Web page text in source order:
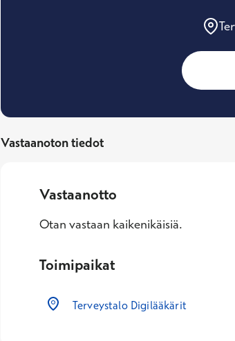
Vastaanoton tiedot
Vastaanotto
Otan vastaan kaikenikäisiä.
Toimipaikat
Terveystalo Digilääkärit